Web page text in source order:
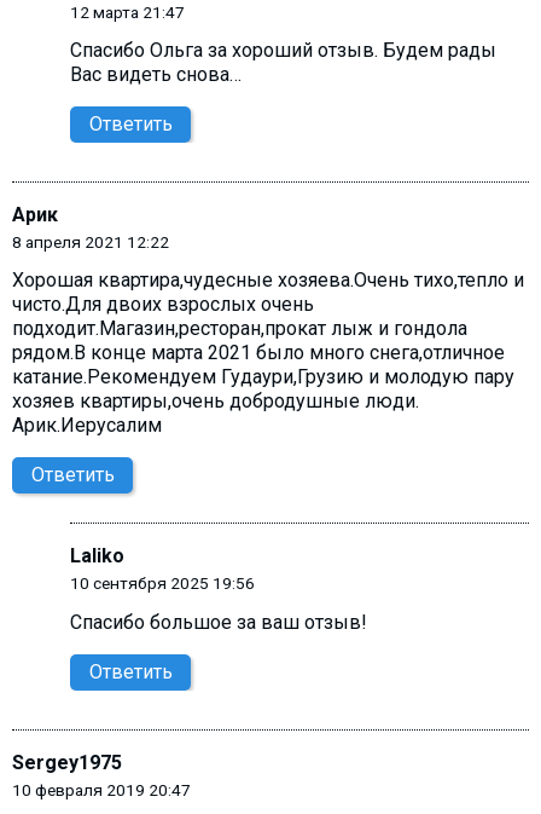
12 марта 21:47
Спасибо Ольга за хороший отзыв. Будем рады
Вас видеть снова…
Ответить
Арик
8 апреля 2021 12:22
Хорошая квартира,чудесные хозяева.Очень тихо,тепло и
чисто.Для двоих взрослых очень
подходит.Магазин,ресторан,прокат лыж и гондола
рядом.В конце марта 2021 было много снега,отличное
катание.Рекомендуем Гудаури,Грузию и молодую пару
хозяев квартиры,очень добродушные люди.
Арик.Иерусалим
Ответить
Laliko
10 сентября 2025 19:56
Спасибо большое за ваш отзыв!
Ответить
Sergey1975
10 февраля 2019 20:47